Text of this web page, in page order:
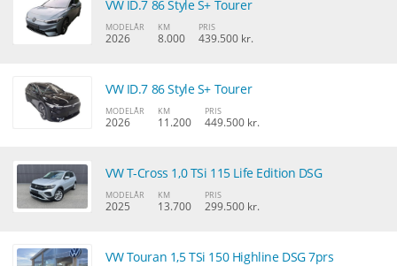
VW ID.7 86 Style S+ Tourer
MODELÅR
2026
KM
8.000
PRIS
439.500 kr.
VW ID.7 86 Style S+ Tourer
MODELÅR
2026
KM
11.200
PRIS
449.500 kr.
VW T-Cross 1,0 TSi 115 Life Edition DSG
MODELÅR
2025
KM
13.700
PRIS
299.500 kr.
VW Touran 1,5 TSi 150 Highline DSG 7prs